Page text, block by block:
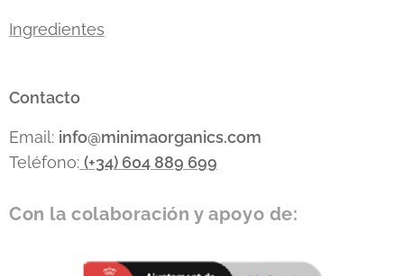
Ingredientes
Contacto
Email: info@minimaorganics.com
Teléfono: (+34) 604 889 699
Con la colaboración y apoyo de: